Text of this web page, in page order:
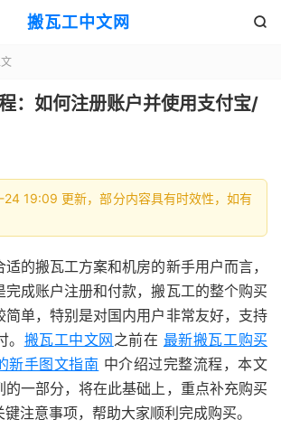
搬瓦工中文网 
：如何注册账户并使用支付宝/
19:09 更新，部分内容具有时效性，如有
的搬瓦工方案和机房的新手用户而言，
完成账户注册和付款，搬瓦工的整个购买
简单，特别是对国内用户非常友好，支持
搬瓦工中文网 之前在 最新搬瓦工购买
新手图文指南 中介绍过完整流程，本文
的一部分，将在此基础上，重点补充购买
注意事项，帮助大家顺利完成购买。